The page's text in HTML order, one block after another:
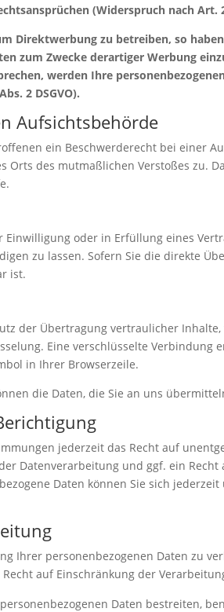
(Widerspruch nach Art.
Direktwerbung zu betreiben, so
zum Zwecke derartiger Werbung
werden Ihre
2 DSGVO).
Aufsichtsbehörde
ein Beschwerderecht bei einer
Orts des mutmaßlichen Verstoßes zu.
Einwilligung oder in Erfüllung eines
zu lassen. Sofern Sie die direkte
ist.
der Übertragung vertraulicher
Eine verschlüsselte Verbindung
in Ihrer Browserzeile.
die Daten, die Sie an uns
jederzeit das Recht auf
Datenverarbeitung und ggf. ein
Daten können Sie sich
Ihrer personenbezogenen Daten zu
auf Einschränkung der
Daten bestreiten,